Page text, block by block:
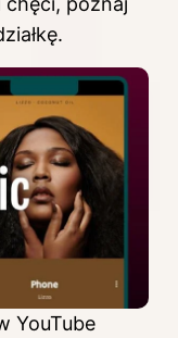
.
YouTube